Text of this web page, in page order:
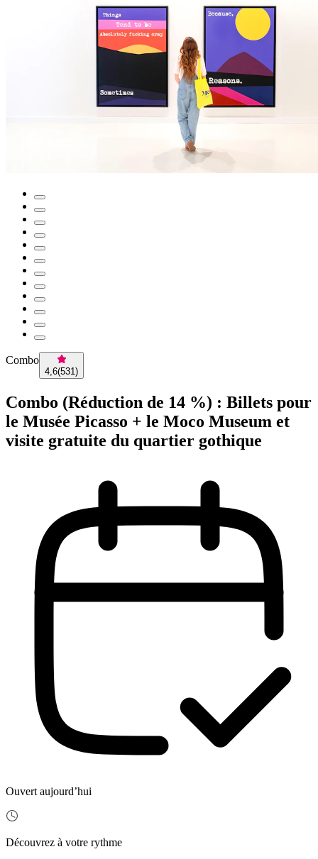
Combo
4,6(531)
Combo (Réduction de 14 %) : Billets pour
le Musée Picasso + le Moco Museum et
visite gratuite du quartier gothique
Ouvert aujourd’hui
Découvrez à votre rythme